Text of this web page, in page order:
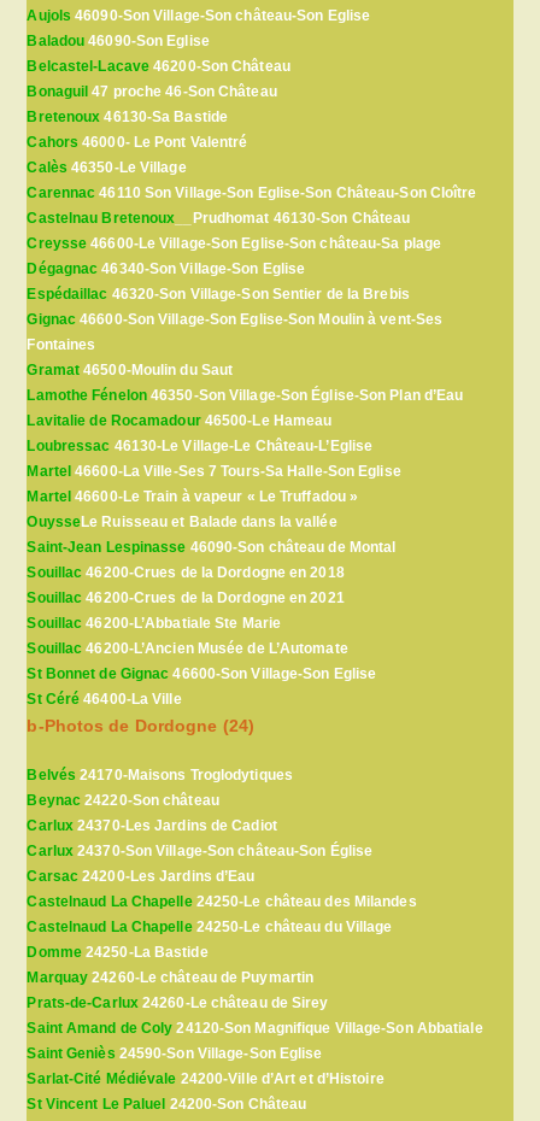
Aujols 46090-Son Village-Son château-Son Eglise
Baladou 46090-Son Eglise
Belcastel-Lacave 46200-Son Château
Bonaguil 47 proche 46-Son Château
Bretenoux 46130-Sa Bastide
Cahors 46000- Le Pont Valentré
Calès 46350-Le Village
Carennac 46110 Son Village-Son Eglise-Son Château-Son Cloître
Castelnau Bretenoux __Prudhomat 46130-Son Château
Creysse 46600-Le Village-Son Eglise-Son château-Sa plage
Dégagnac 46340-Son Village-Son Eglise
Espédaillac 46320-Son Village-Son Sentier de la Brebis
Gignac 46600-Son Village-Son Eglise-Son Moulin à vent-Ses
Fontaines
Gramat 46500-Moulin du Saut
Lamothe Fénelon46350-Son Village-Son Église-Son Plan d’Eau
Lavitalie de Rocamadour46500-Le Hameau
Loubressac 46130-Le Village-Le Château-L’Eglise
Martel 46600-La Ville-Ses 7 Tours-Sa Halle-Son Eglise
Martel 46600-Le Train à vapeur « Le Truffadou »
OuysseLe Ruisseau et Balade dans la vallée
Saint-Jean Lespinasse 46090-Son château de Montal
Souillac 46200-Crues de la Dordogne en 2018
Souillac 46200-Crues de la Dordogne en 2021
Souillac 46200-L’Abbatiale Ste Marie
Souillac 46200-L’Ancien Musée de L’Automate
St Bonnet de Gignac 46600-Son Village-Son Eglise
St Céré 46400-La Ville
b-Photos de Dordogne (24)
Belvés 24170-Maisons Troglodytiques
Beynac 24220-Son château
Carlux 24370-Les Jardins de Cadiot
Carlux 24370-Son Village-Son château-Son Église
Carsac 24200-Les Jardins d’Eau
Castelnaud La Chapelle24250-Le château des Milandes
Castelnaud La Chapelle24250-Le château du Village
Domme24250-La Bastide
Marquay 24260-Le château de Puymartin
Prats-de-Carlux24260-Le château de Sirey
Saint Amand de Coly 24120-Son Magnifique Village-Son Abbatiale
Saint Geniès 24590-Son Village-Son Eglise
Sarlat-Cité Médiévale 24200-Ville d’Art et d’Histoire
St Vincent Le Paluel 24200-Son Château